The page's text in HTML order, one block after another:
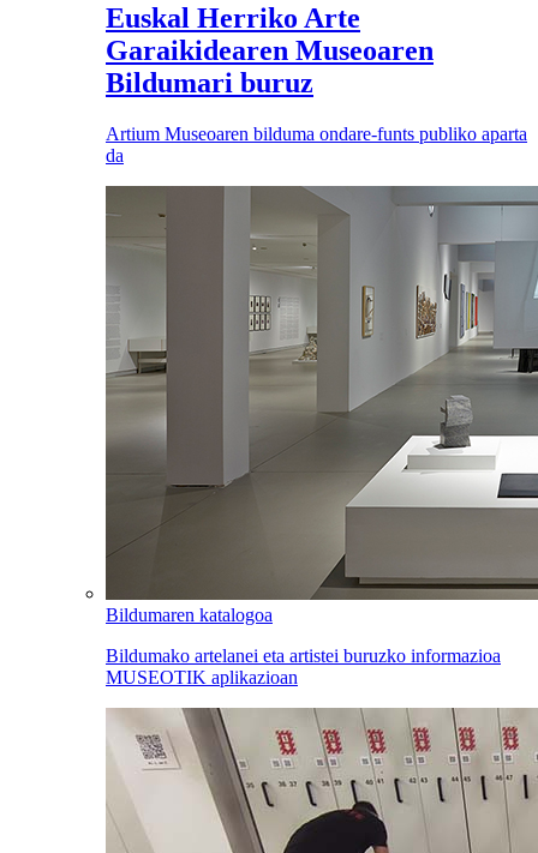
Euskal Herriko Arte
Garaikidearen Museoaren
Bildumari buruz
Artium Museoaren bilduma ondare-funts publiko aparta
da
Bildumaren katalogoa
Bildumako artelanei eta artistei buruzko informazioa
MUSEOTIK aplikazioan